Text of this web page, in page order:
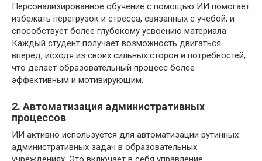
Персонализированное обучение с помощью ИИ помогает
избежать перегрузок и стресса, связанных с учебой, и
способствует более глубокому усвоению материала.
Каждый студент получает возможность двигаться
вперед, исходя из своих сильных сторон и потребностей,
что делает образовательный процесс более
эффективным и мотивирующим.
2. Автоматизация административных
процессов
ИИ активно используется для автоматизации рутинных
административных задач в образовательных